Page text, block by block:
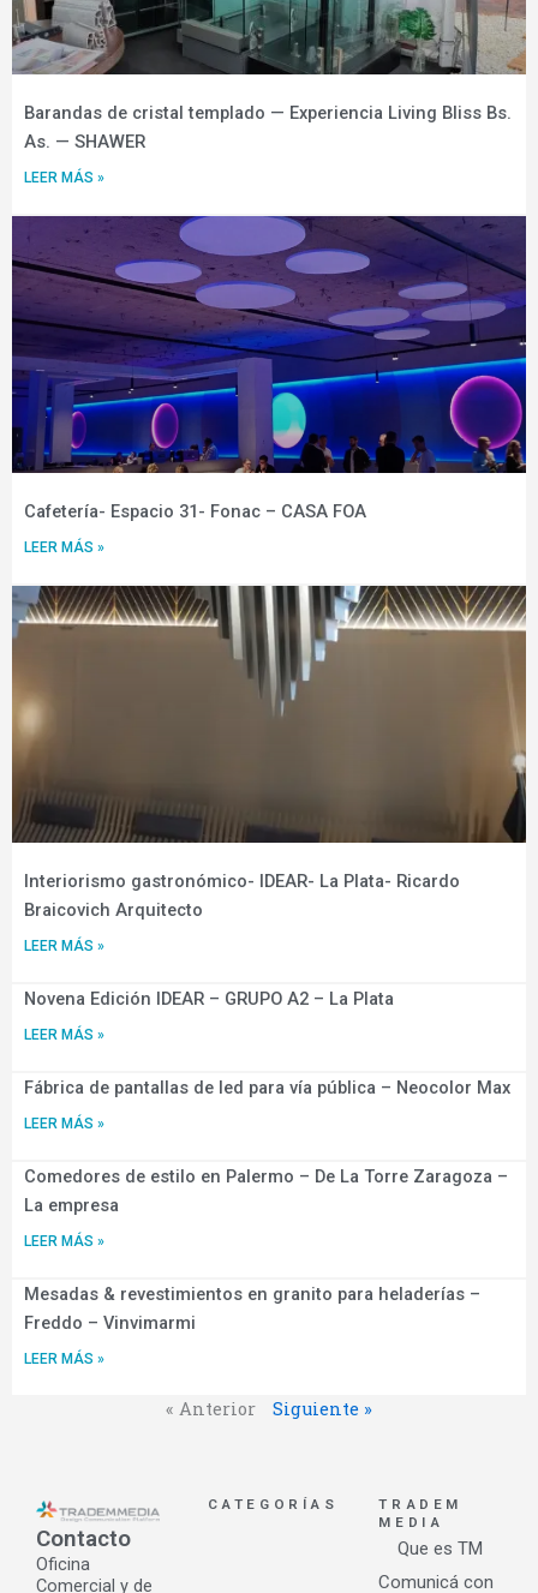
Barandas de cristal templado — Experiencia Living Bliss Bs.
As. — SHAWER
LEER MÁS »
Cafetería- Espacio 31- Fonac – CASA FOA
LEER MÁS »
Interiorismo gastronómico- IDEAR- La Plata- Ricardo
Braicovich Arquitecto
LEER MÁS »
Novena Edición IDEAR – GRUPO A2 – La Plata
LEER MÁS »
Fábrica de pantallas de led para vía pública – Neocolor Max
LEER MÁS »
Comedores de estilo en Palermo – De La Torre Zaragoza –
La empresa
LEER MÁS »
Mesadas & revestimientos en granito para heladerías –
Freddo – Vinvimarmi
LEER MÁS »
« Anterior Siguiente »
Contacto
Oficina
Comercial y de
CATEGORÍAS
TRADEM
MEDIA
Que es TM
Comunicá con